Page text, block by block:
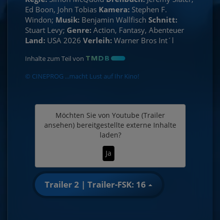
Ed Boon, John Tobias Kamera: Stephen F.
Windon; Musik: Benjamin Wallfisch Schnitt:
Stuart Levy; Genre: Action, Fantasy, Abenteuer
Land: USA 2026 Verleih: Warner Bros Int´l
Inhalte zum Teil von
© CINEPROG ...macht Lust auf Ihr Kino!
Möchten Sie von Youtube (Trailer
ansehen) bereitgestellte externe Inhalte
laden?
Ja
Trailer 2 | Trailer-FSK: 16